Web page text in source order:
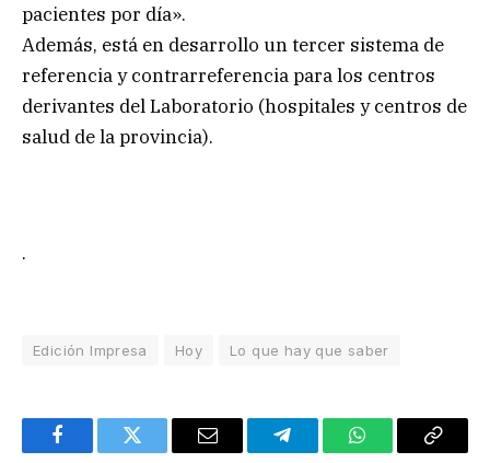
pacientes por día».
Además, está en desarrollo un tercer sistema de
referencia y contrarreferencia para los centros
derivantes del Laboratorio (hospitales y centros de
salud de la provincia).
.
Edición Impresa Hoy Lo que hay que saber
FacebookTwitter Email TelegramWhatsAppCopy